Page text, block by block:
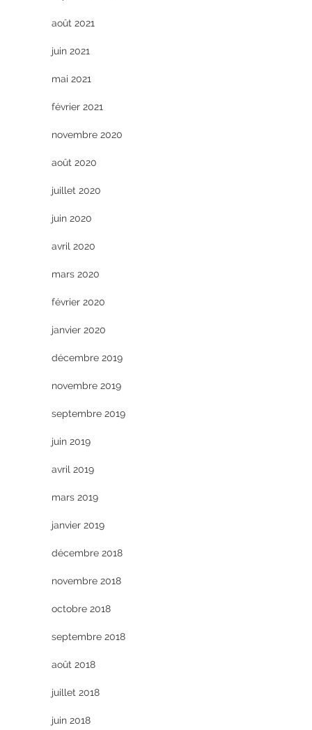
août 2021
juin 2021
mai 2021
février 2021
novembre 2020
août 2020
juillet 2020
juin 2020
avril 2020
mars 2020
février 2020
janvier 2020
décembre 2019
novembre 2019
septembre 2019
juin 2019
avril 2019
mars 2019
janvier 2019
décembre 2018
novembre 2018
octobre 2018
septembre 2018
août 2018
juillet 2018
juin 2018